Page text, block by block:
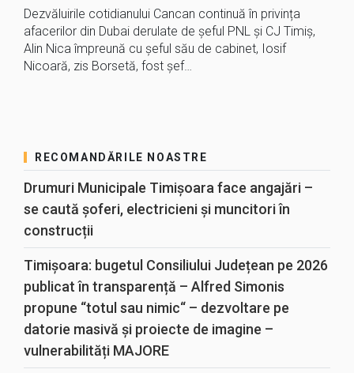
Dezvăluirile cotidianului Cancan continuă în privința
afacerilor din Dubai derulate de șeful PNL și CJ Timiș,
Alin Nica împreună cu șeful său de cabinet, Iosif
Nicoară, zis Borsetă, fost șef…
RECOMANDĂRILE NOASTRE
Drumuri Municipale Timișoara face angajări –
se caută șoferi, electricieni și muncitori în
construcții
Timișoara: bugetul Consiliului Județean pe 2026
publicat în transparență – Alfred Simonis
propune “totul sau nimic“ – dezvoltare pe
datorie masivă și proiecte de imagine –
vulnerabilități MAJORE